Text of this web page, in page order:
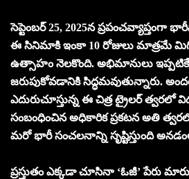
సెప్టెంబర్ 25, 2025న ప్రపంచవ్యాప్తంగా
ఈ సినిమాకి ఇంకా 10 రోజులు మాత్రమే మిగిలి
ఉత్సాహం నెలకొంది. అభిమానులు
జరుపుకోవడానికి సిద్ధమవుతున్నారు.
ఎదురుచూస్తున్న ఈ చిత్ర ట్రైలర్ త్వరలో
సంబంధించిన అధికారిక ప్రకటన అతి
మరో భారీ సంచలనాన్ని సృష్టిస్తుంది
ప్రస్తుతం ఎక్కడా చూసినా ‘ఓజీ’ పేరు